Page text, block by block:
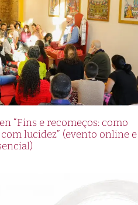
“Fins e recomeços: como
lucidez” (evento online e